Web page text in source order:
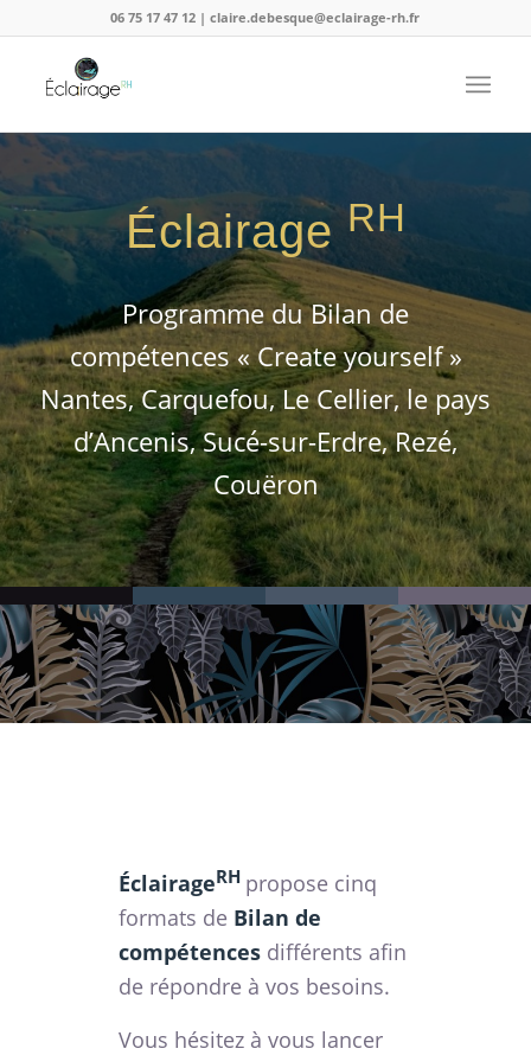
06 75 17 47 12 | claire.debesque@eclairage-rh.fr
Éclairage RH
Programme du Bilan de
compétences « Create yourself »
Nantes, Carquefou, Le Cellier, le pays
d’Ancenis, Sucé-sur-Erdre, Rezé,
Couëron
ÉclairageRH propose cinq
formats de Bilan de
compétences différents afin
de répondre à vos besoins.
Vous hésitez à vous lancer